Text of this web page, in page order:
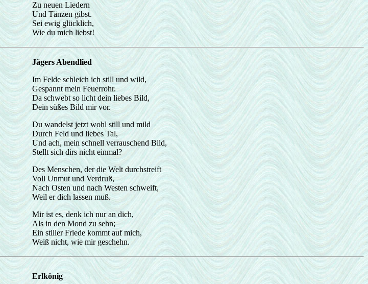
Zu neuen Liedern
Und Tänzen gibst.
Sei ewig glücklich,
Wie du mich liebst!
Jägers Abendlied
Im Felde schleich ich still und wild,
Gespannt mein Feuerrohr.
Da schwebt so licht dein liebes Bild,
Dein süßes Bild mir vor.
Du wandelst jetzt wohl still und mild
Durch Feld und liebes Tal,
Und ach, mein schnell verrauschend Bild,
Stellt sich dirs nicht einmal?
Des Menschen, der die Welt durchstreift
Voll Unmut und Verdruß,
Nach Osten und nach Westen schweift,
Weil er dich lassen muß.
Mir ist es, denk ich nur an dich,
Als in den Mond zu sehn;
Ein stiller Friede kommt auf mich,
Weiß nicht, wie mir geschehn.
Erlkönig